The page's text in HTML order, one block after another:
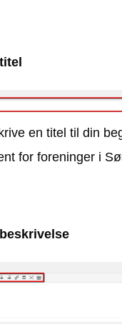
en titel til din
for foreninger i